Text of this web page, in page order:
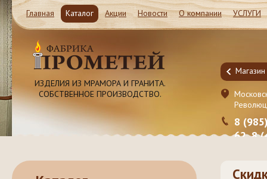
Главная Каталог Акции Новости О компании УСЛУГИ
ИЗДЕЛИЯ ИЗ МРАМОРА И ГРАНИТА.
СОБСТВЕННОЕ ПРОИЗВОДСТВО.
Магазин и Производство
Московская обл. Ленинский район, Молоково ул.
Революционная 41c1
8 (985) 999-98-39, 8 (495) 181-50-
62, 8 (499) 317-74-44 (55)
8
62, 8